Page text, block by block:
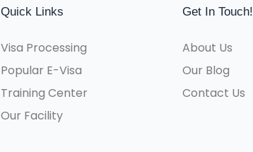
Quick Links
Visa Processing
Popular E-Visa
Training Center
Our Facility
Get In Touch!
About Us
Our Blog
Contact Us